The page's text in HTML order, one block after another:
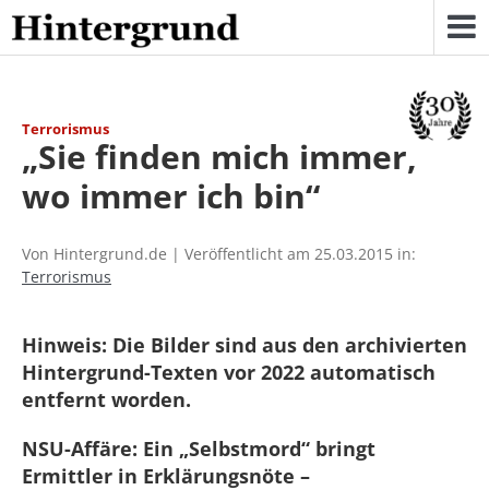
Skip
to
content
Terrorismus
„Sie finden mich immer,
wo immer ich bin“
Von Hintergrund.de | Veröffentlicht am 25.03.2015 in:
Terrorismus
Hinweis: Die Bilder sind aus den archivierten
Hintergrund-Texten vor 2022 automatisch
entfernt worden.
NSU-Affäre: Ein „Selbstmord“ bringt
Ermittler in Erklärungsnöte –